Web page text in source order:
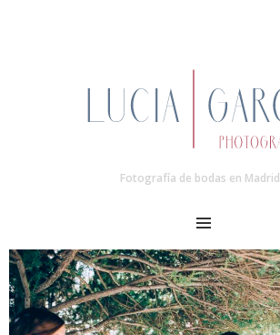
Fotografía de bodas en Madrid
MENU